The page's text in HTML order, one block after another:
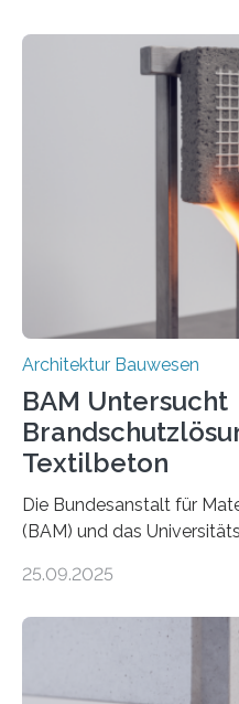
Architektur Bauwesen
BAM Untersucht
Textilbeton
Die Bundesanstalt für
(BAM) und das
untersuchen in einem
Ziel ist es, die
sicherem und
25.09.2025